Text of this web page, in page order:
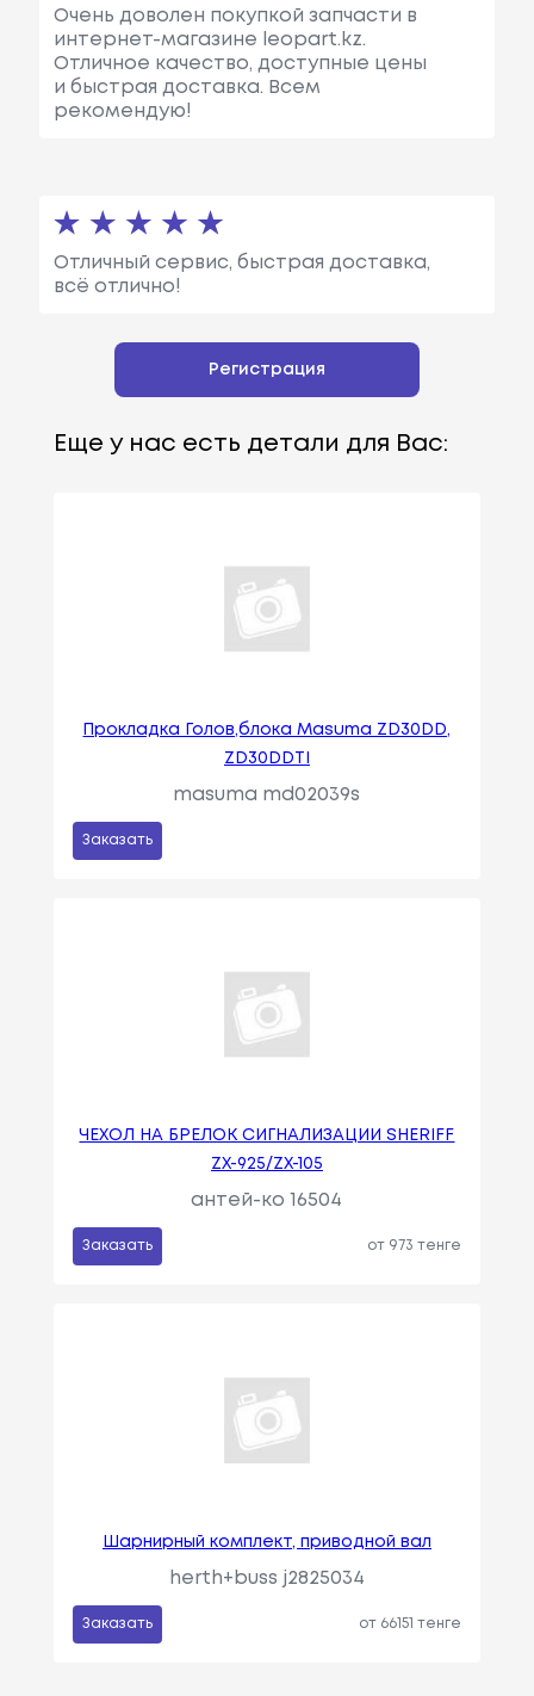
Очень доволен покупкой запчасти в
интернет-магазине leopart.kz.
Отличное качество, доступные цены
и быстрая доставка. Всем
рекомендую!
Отличный сервис, быстрая доставка,
всё отлично!
Регистрация
Еще у нас есть детали для Вас:
Прокладка Голов,блока Masuma ZD30DD,
ZD30DDTI
masuma md02039s
Заказать
ЧЕХОЛ НА БРЕЛОК СИГНАЛИЗАЦИИ SHERIFF
ZX-925/ZX-105
антей-ко 16504
Заказать от 973 тенге
Шарнирный комплект, приводной вал
herth+buss j2825034
Заказать от 66151 тенге